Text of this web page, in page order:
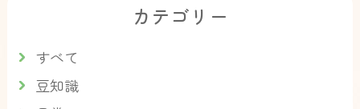
カテゴリー
すべて
豆知識